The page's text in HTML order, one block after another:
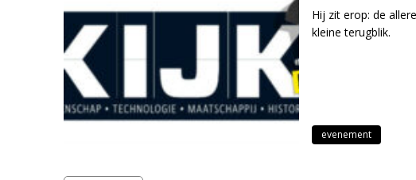
Hij zit erop: de
kleine terugblik.
evenement